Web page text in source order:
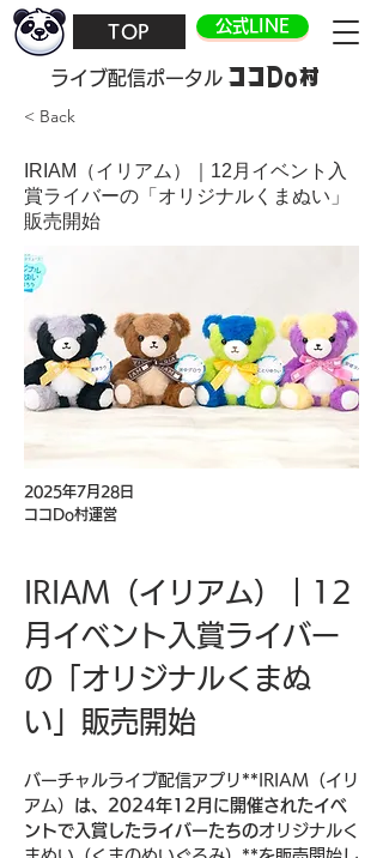
TOP 公式LINE
​ライブ配信ポータル ココDo村
< Back
IRIAM（イリアム）｜12月イベント入
賞ライバーの「オリジナルくまぬい」
販売開始
2025年7月28日
ココDo村運営
IRIAM（イリアム）｜12
月イベント入賞ライバー
の「オリジナルくまぬ
い」販売開始
バーチャルライブ配信アプリ**IRIAM（イリ
アム） は、2024年12月に開催されたイベ
ントで入賞したライバーたちのオリジナルく